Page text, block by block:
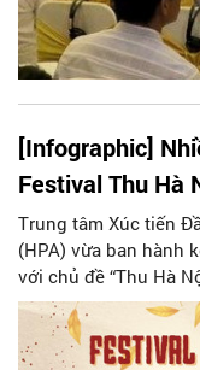
[Infographic]
Festival Thu Hà
Trung tâm Xúc tiến
(HPA) vừa ban hành
với chủ đề “Thu Hà
ra từ ngày 29/9 đến
Đền Bà Kiệu, phố
Hoàn Kiếm và một